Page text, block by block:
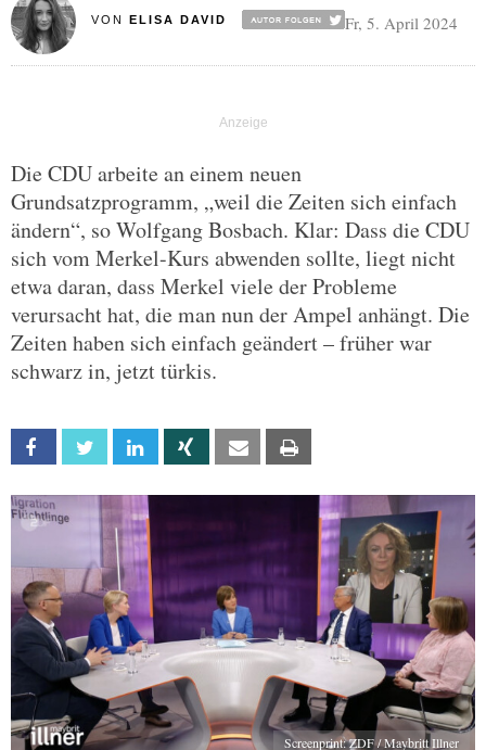
VON ELISA DAVID Fr, 5. April 2024
Die CDU arbeite an einem neuen
Grundsatzprogramm, „weil die Zeiten sich einfach
ändern“, so Wolfgang Bosbach. Klar: Dass die CDU
sich vom Merkel-Kurs abwenden sollte, liegt nicht
etwa daran, dass Merkel viele der Probleme
verursacht hat, die man nun der Ampel anhängt. Die
Zeiten haben sich einfach geändert – früher war
schwarz in, jetzt türkis.
Facebook Twitter Linkedin Xing Email
Screenprint: ZDF / Maybritt Illner